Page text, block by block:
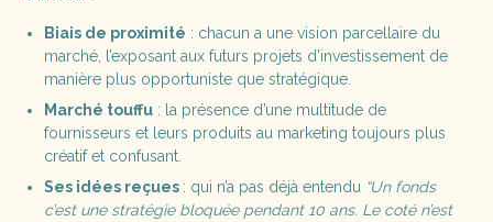
Biais de proximité : chacun a une vision parcellaire du
marché, l’exposant aux futurs projets d’investissement de
manière plus opportuniste que stratégique.
Marché touffu: la présence d’une multitude de
fournisseurs et leurs produits au marketing toujours plus
créatif et confusant.
Ses idées reçues : qui n’a pas déjà entendu “Un fonds
c’est une stratégie bloquée pendant 10 ans. Le coté n’est